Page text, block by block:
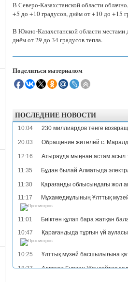
В Северо-Казахстанской области
+5 до +10 градусов, днём от +10 до +15
В Южно-Казахстанской области местами
днём от 29 до 34 градусов тепла.
Поделиться материалом
ПОСЛЕДНИЕ НОВОСТИ
10:04 230 миллиардов тенге
20:03 Обращение жителей с.
12:16 Атырауда мыңнан астам асыл
11:35 Бұдан былай Алматыда
11:30 Қарағанды облысындағы жол
11:17 Мұхамедиұлының Ұлттық
11:01 Биіктен құлап бара жатқан
10:47 Қарағандыда тұрғын үй
10:25 Ұлттық музей басшылығына
18:37 Адвокат Бурхан Жансейтов